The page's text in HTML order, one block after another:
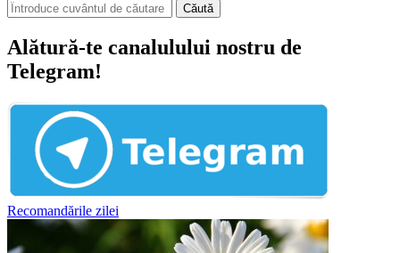
Căută
Alătură-te canalulului nostru de
Telegram!
Recomandările zilei